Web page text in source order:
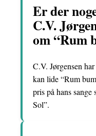
Er der
C.V.
om “Rum
C.V. Jørgensen
kan lide “Rum
pris på hans
Sol”.